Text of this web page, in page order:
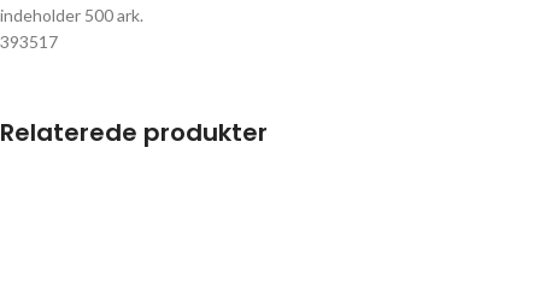
indeholder 500 ark.
393517
Relaterede produkter